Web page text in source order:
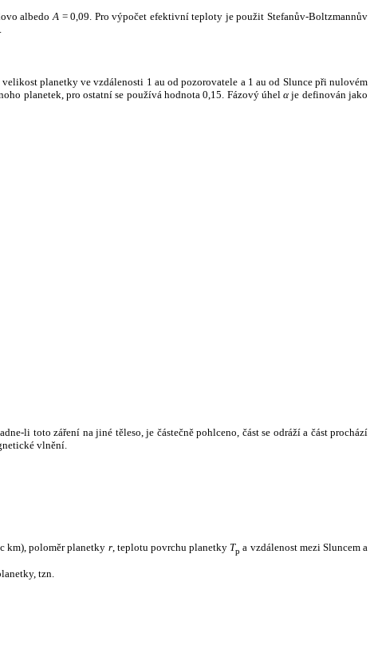
albedo A = 0,09. Pro výpočet efektivní teploty je použit Stefanův-Boltzmannův
planetky ve vzdálenosti 1 au od pozorovatele a 1 au od Slunce při nulovém
planetek, pro ostatní se používá hodnota 0,15. Fázový úhelα je definován jako
li toto záření na jiné těleso, je částečně pohlceno, část se odráží a část prochází
vlnění.
km), poloměr planetky r, teplotu povrchu planetky Tp a vzdálenost mezi Sluncem a
tzn.